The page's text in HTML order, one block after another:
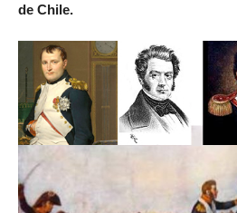
de Chile.